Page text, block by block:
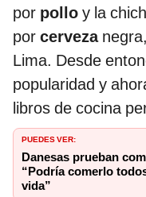
por pollo y la
por cerveza
Lima. Desde
popularidad y
libros de cocina
PUEDES VER:
Danesas prueban
“Podría comerlo
vida”